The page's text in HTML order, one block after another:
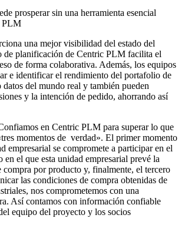
prosperar sin una herramienta esencial
PLM
una mejor visibilidad del estado del
de planificación de Centric PLM facilita el
de forma colaborativa. Además, los equipos
e identificar el rendimiento del portafolio de
del mundo real y también pueden
y la intención de pedido, ahorrando así
en Centric PLM para superar lo que
momentos de verdad». El primer momento
empresarial se compromete a participar en el
en el que esta unidad empresarial prevé la
por producto y, finalmente, el tercero
las condiciones de compra obtenidas de
nos comprometemos con una
Así contamos con información confiable
equipo del proyecto y los socios